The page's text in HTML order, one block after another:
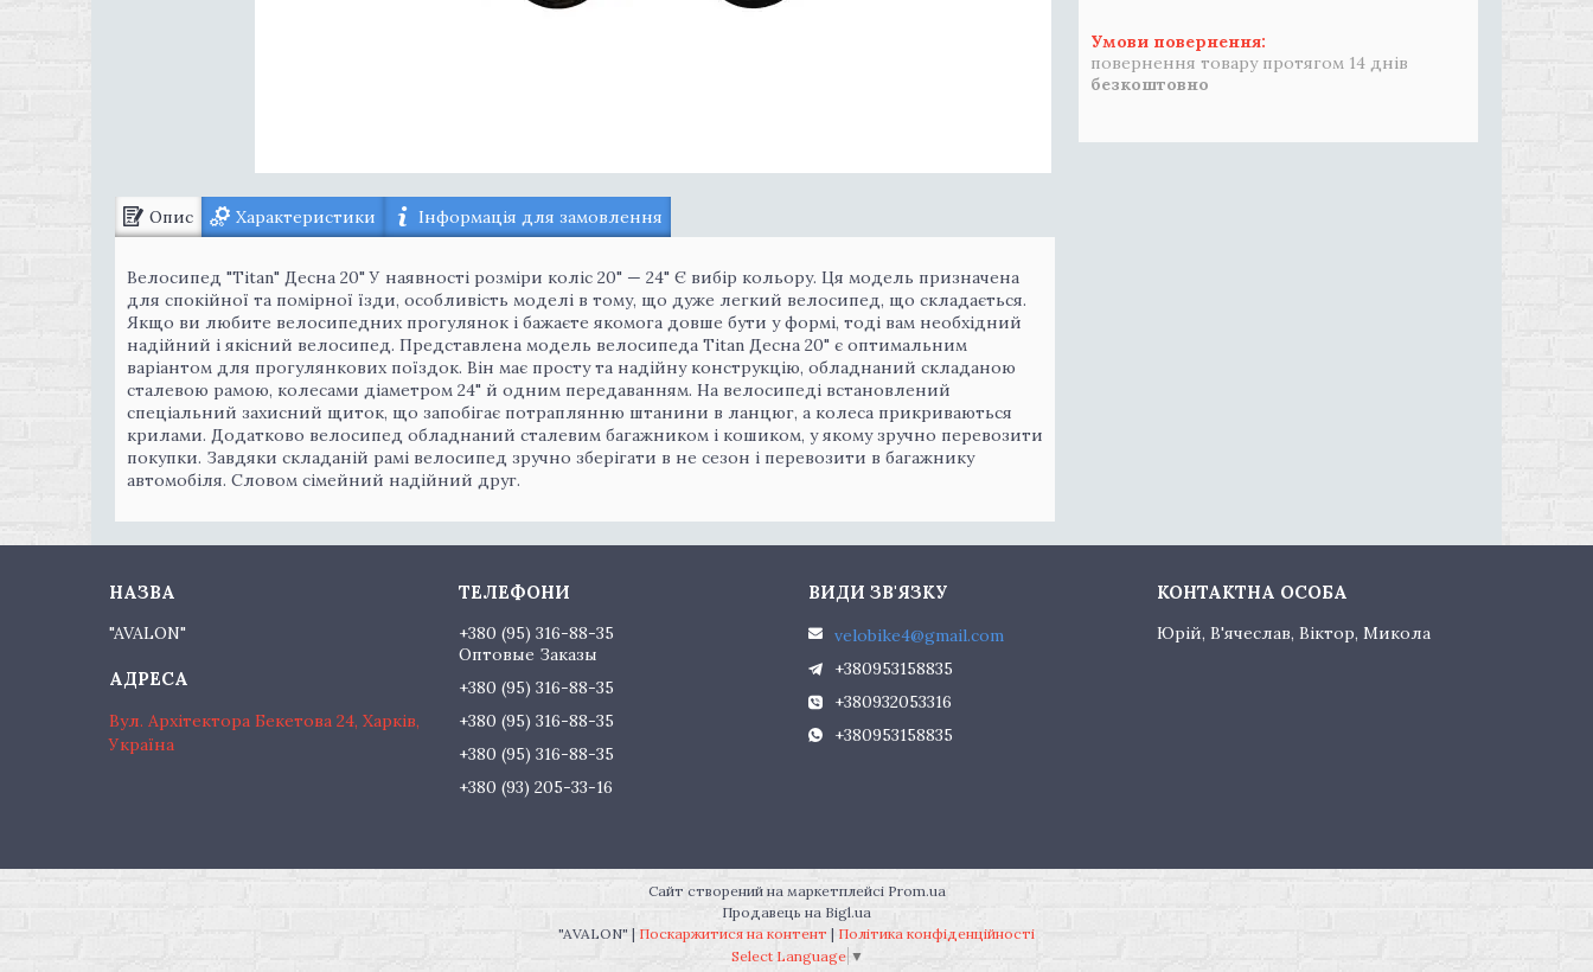
Опис Характеристики Інформація для замовлення
Велосипед "Titan" Десна 20" У наявності розміри коліс 20" — 24" Є вибір кольору. Ця модель призначена
для спокійної та помірної їзди, особливість моделі в тому, що дуже легкий велосипед, що складається.
Якщо ви любите велосипедних прогулянок і бажаєте якомога довше бути у формі, тоді вам необхідний
надійний і якісний велосипед. Представлена модель велосипеда Titan Десна 20" є оптимальним
варіантом для прогулянкових поїздок. Він має просту та надійну конструкцію, обладнаний складаною
сталевою рамою, колесами діаметром 24" й одним передаванням. На велосипеді встановлений
спеціальний захисний щиток, що запобігає потраплянню штанини в ланцюг, а колеса прикриваються
крилами. Додатково велосипед обладнаний сталевим багажником і кошиком, у якому зручно перевозити
покупки. Завдяки складаній рамі велосипед зручно зберігати в не сезон і перевозити в багажнику
автомобіля. Словом сімейний надійний друг.
повернення товару протягом 14 днів
безкоштовно
"AVALON"
Вул. Архітектора Бекетова 24, Харків,
Україна
+380 (95) 316-88-35
Оптовые Заказы
+380 (95) 316-88-35
+380 (95) 316-88-35
+380 (95) 316-88-35
+380 (93) 205-33-16
velobike4@gmail.com
+380953158835
+380932053316
+380953158835
Юрій, В'ячеслав, Віктор, Микола
Сайт створений на маркетплейсі Prom.ua
Продавець на Bigl.ua
"AVALON" | Поскаржитися на контент | Політика конфіденційності
Select Language ▼